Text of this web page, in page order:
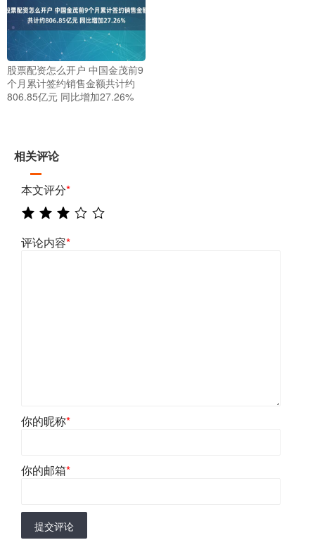
股票配资怎么开户 中国金茂前9
个月累计签约销售金额共计约
806.85亿元 同比增加27.26%
相关评论
本文评分*
评论内容*
你的昵称*
你的邮箱*
提交评论